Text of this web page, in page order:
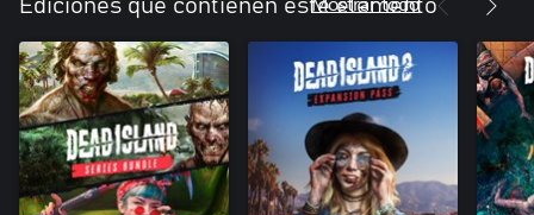
Ediciones que contienen este elemento